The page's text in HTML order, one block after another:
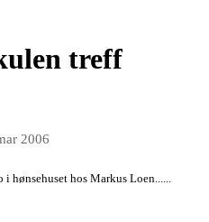
treff
2006
hønsehuset hos Markus Loen......